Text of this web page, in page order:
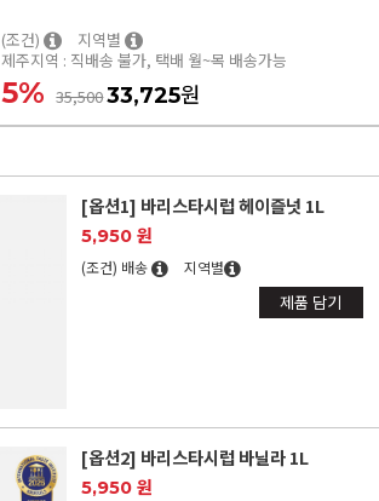
(조건)
지역별
제주지역 : 직배송 불가, 택배 월~목 배송가능
5% 35,50033,725원
[옵션1] 바리스타시럽 헤이즐넛 1L
5,950 원
(조건) 배송 지역별
제품 담기
[옵션2] 바리스타시럽 바닐라 1L
5,950 원